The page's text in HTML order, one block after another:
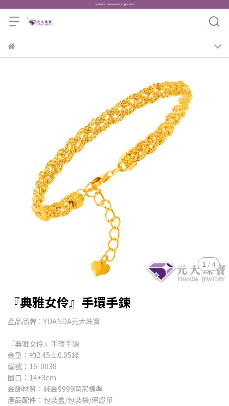
1 / 4
『典雅女伶』手環手鍊
產品品牌：YUANDA元大珠寶
『典雅女伶』手環手鍊
金重：約2.45±0.05錢
編號：16-0038
圈口：14+3cm
金飾材質：純金9999國家標準
產品配件：包裝盒/包裝袋/保證單